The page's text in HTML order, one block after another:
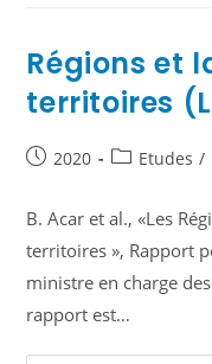
Régions et
territoires
2020 Etudes /
B. Acar et al., «Les
territoires », Rapport
ministre en charge
rapport est…